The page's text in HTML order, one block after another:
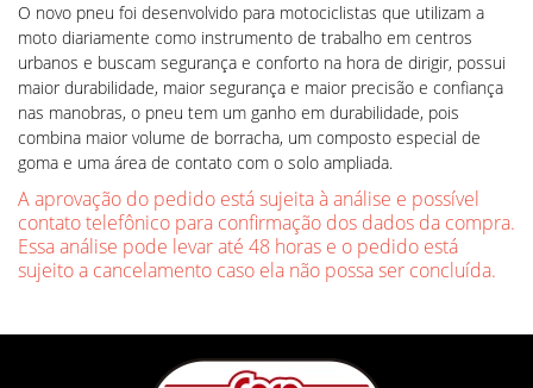
O novo pneu foi desenvolvido para motociclistas que utilizam a
moto diariamente como instrumento de trabalho em centros
urbanos e buscam segurança e conforto na hora de dirigir, possui
maior durabilidade, maior segurança e maior precisão e confiança
nas manobras, o pneu tem um ganho em durabilidade, pois
combina maior volume de borracha, um composto especial de
goma e uma área de contato com o solo ampliada.
A aprovação do pedido está sujeita à análise e possível
contato telefônico para confirmação dos dados da compra.
Essa análise pode levar até 48 horas e o pedido está
sujeito a cancelamento caso ela não possa ser concluída.